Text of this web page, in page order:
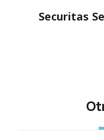
Securitas